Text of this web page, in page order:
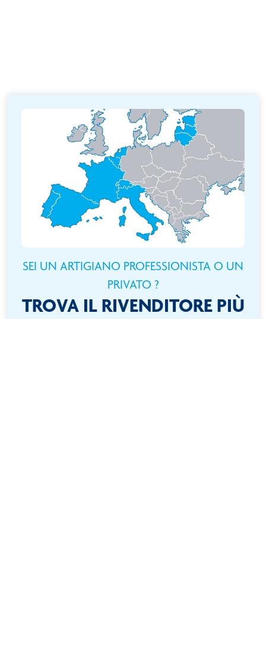
SEI UN ARTIGIANO PROFESSIONISTA O UN
PRIVATO ?
TROVA IL RIVENDITORE PIÙ